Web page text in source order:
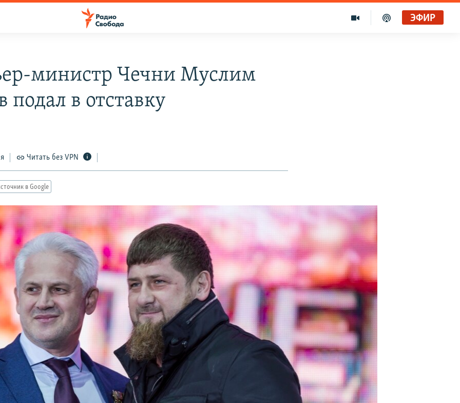
ЭФИР
министр Чечни Муслим
подал в отставку
Читать без VPN
в Google